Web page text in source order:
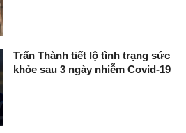
Trấn Thành tiết lộ tình trạng sức
khỏe sau 3 ngày nhiễm Covid-19